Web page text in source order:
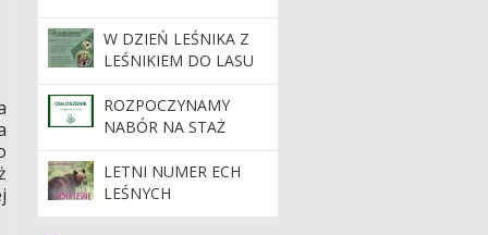
W DZIEŃ LEŚNIKA Z
LEŚNIKIEM DO LASU
ROZPOCZYNAMY
NABÓR NA STAŻ
LETNI NUMER ECH
LEŚNYCH